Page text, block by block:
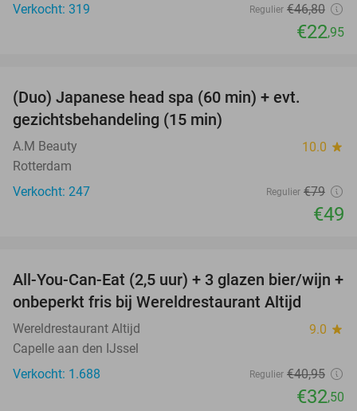
Verkocht: 319
Regulier €46,80
€22,95
(Duo) Japanese head spa (60 min) + evt.
gezichtsbehandeling (15 min)
A.M Beauty 10.0 star
Rotterdam
Verkocht: 247
Regulier €79
€49
21%
All-You-Can-Eat (2,5 uur) + 3 glazen bier/wijn +
onbeperkt fris bij Wereldrestaurant Altijd
Wereldrestaurant Altijd 9.0 star
Capelle aan den IJssel
Verkocht: 1.688
Regulier €40,95
€32,50